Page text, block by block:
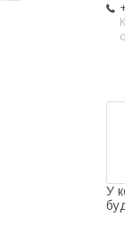
У